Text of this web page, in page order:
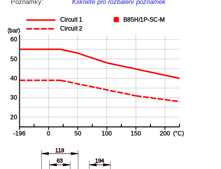
Poznámky: Klikněte pro rozbalení poznámek